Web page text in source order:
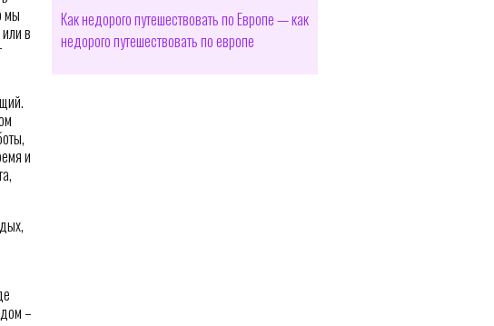
мы
в
и
–
Как недорого путешествовать по Европе — как
недорого путешествовать по европе